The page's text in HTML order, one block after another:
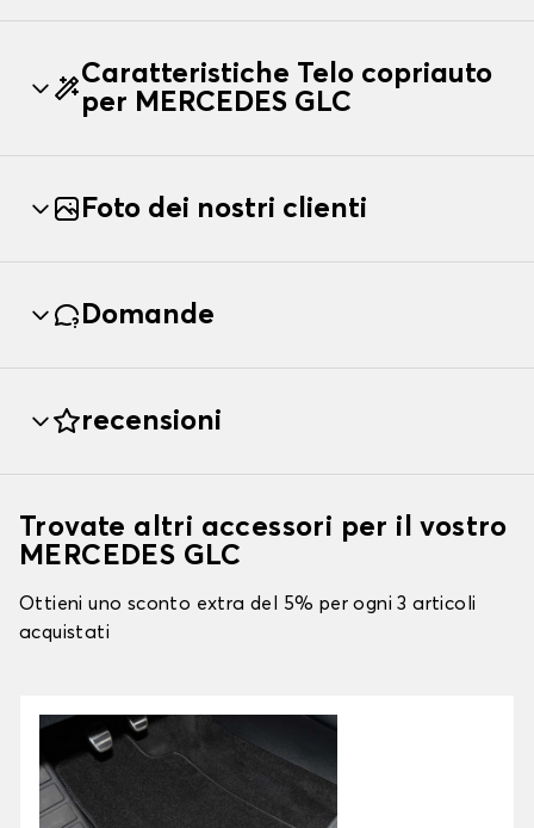
Caratteristiche Telo copriauto
per MERCEDES GLC
Foto dei nostri clienti
Domande
recensioni
Trovate altri accessori per il vostro
MERCEDES GLC
Ottieni uno sconto extra del 5% per ogni 3 articoli
acquistati